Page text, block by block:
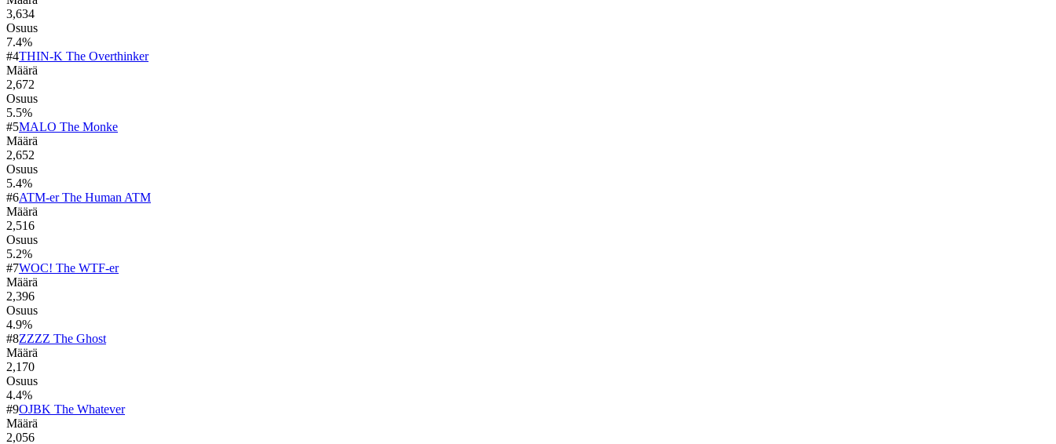
3,634
Osuus
7.4%
#4THIN-K The Overthinker
Määrä
2,672
Osuus
5.5%
#5MALO The Monke
Määrä
2,652
Osuus
5.4%
#6ATM-er The Human ATM
Määrä
2,516
Osuus
5.2%
#7WOC! The WTF-er
Määrä
2,396
Osuus
4.9%
#8ZZZZ The Ghost
Määrä
2,170
Osuus
4.4%
#9OJBK The Whatever
Määrä
2,056